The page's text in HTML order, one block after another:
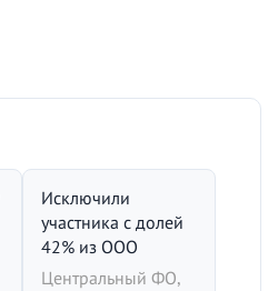
Исключили
участника с долей
42% из ООО
Центральный ФО,